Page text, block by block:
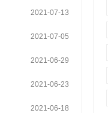
2021-07-13
2021-07-05
2021-06-29
2021-06-23
2021-06-18